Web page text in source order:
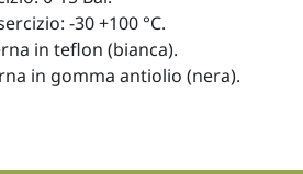
-30 +100 °C.
in teflon (bianca).
in gomma antiolio (nera).